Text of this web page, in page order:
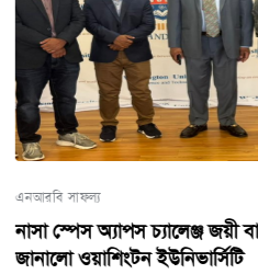
এনআরবি সাফল্য
নাসা স্পেস অ্যাপস চ্যালেঞ্জ জয়ী
জানালো ওয়াশিংটন ইউনিভার্সিটি